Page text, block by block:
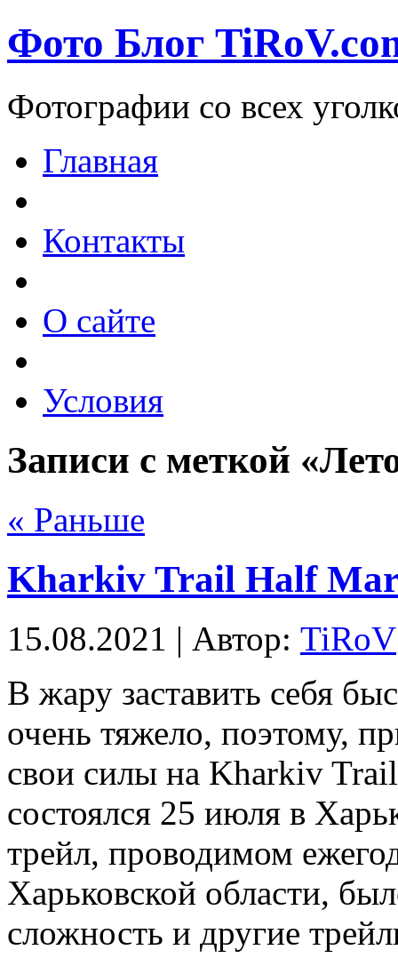
Фото Блог
Фотографии со всех
Главная
Контакты
О сайте
Условия
Записи с меткой
« Раньше
Kharkiv Trail Half
15.08.2021 | Автор: TiRoV
В жару заставить себя
очень тяжело, поэтому,
свои силы на Kharkiv
состоялся 25 июля в
трейл, проводимом
Харьковской области,
сложность и другие